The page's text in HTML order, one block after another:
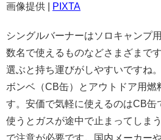
画像提供 | PIXTA
シングルバーナーはソロキャンプ
数名で使えるものなどさまざまで
選ぶと持ち運びがしやすいですね
ボンベ（CB缶）とアウトドア用燃
す。安価で気軽に使えるのはCB缶
使うとガスが途中で止まってしま
で注意が必要です。国内メーカー